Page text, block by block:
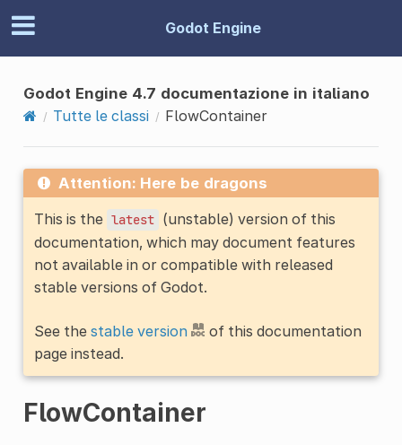
Godot Engine
Godot Engine 4.7 documentazione in italiano
Tutte le classi
FlowContainer
Attention: Here be dragons
This is the latest (unstable) version of this
documentation, which may document features
not available in or compatible with released
stable versions of Godot.
See the stable version
of this documentation
page instead.
FlowContainer